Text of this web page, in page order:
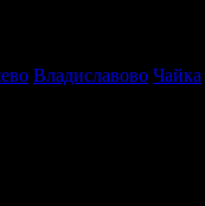
Владиславово Чайка